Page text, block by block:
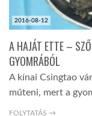
2016-08-12
A HAJÁT ETTE –
GYOMRÁBÓL
A kínai Csingtao
műteni, mert a
FOLYTATÁS →